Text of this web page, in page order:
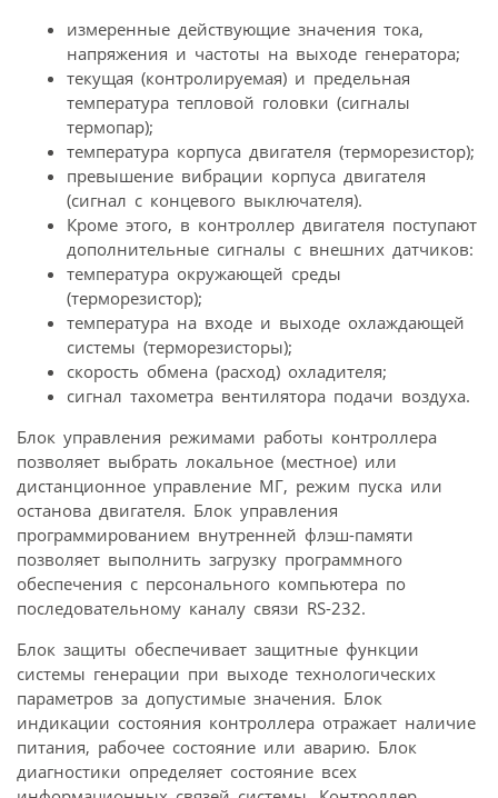
измеренные действующие значения тока,
напряжения и частоты на выходе генератора;
текущая (контролируемая) и предельная
температура тепловой головки (сигналы
термопар);
температура корпуса двигателя (термо­резистор);
превышение вибрации корпуса двигателя
(сигнал с концевого выключателя).
Кроме этого, в контроллер двигателя поступают
дополнительные сигналы с внешних датчиков:
температура окружающей среды
(терморезистор);
температура на входе и выходе охлаждающей
системы (терморезисторы);
скорость обмена (расход) охладителя;
сигнал тахометра вентилятора подачи воздуха.
Блок управления режимами работы контроллера
позволяет выбрать локальное (местное) или
дистанционное управление МГ, режим пуска или
останова двигателя. Блок управления
программированием внутренней флэш-памяти
позволяет выполнить загрузку программного
обеспечения с персонального компьютера по
последовательному каналу связи RS-232.
Блок защиты обеспечивает защитные функции
системы генерации при выходе технологических
параметров за допустимые значения. Блок
индикации состояния контроллера отражает наличие
питания, рабочее состояние или аварию. Блок
диагностики определяет состояние всех